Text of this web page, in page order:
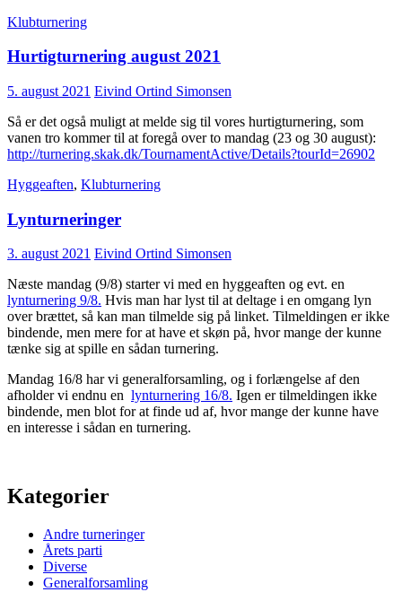
Klubturnering
Hurtigturnering august 2021
5. august 2021 Eivind Ortind Simonsen
Så er det også muligt at melde sig til vores hurtigturnering, som
vanen tro kommer til at foregå over to mandag (23 og 30 august):
http://turnering.skak.dk/TournamentActive/Details?tourId=26902
Hyggeaften, Klubturnering
Lynturneringer
3. august 2021 Eivind Ortind Simonsen
Næste mandag (9/8) starter vi med en hyggeaften og evt. en
lynturnering 9/8. Hvis man har lyst til at deltage i en omgang lyn
over brættet, så kan man tilmelde sig på linket. Tilmeldingen er ikke
bindende, men mere for at have et skøn på, hvor mange der kunne
tænke sig at spille en sådan turnering.
Mandag 16/8 har vi generalforsamling, og i forlængelse af den
afholder vi endnu en lynturnering 16/8. Igen er tilmeldingen ikke
bindende, men blot for at finde ud af, hvor mange der kunne have
en interesse i sådan en turnering.
Kategorier
Andre turneringer
Årets parti
Diverse
Generalforsamling